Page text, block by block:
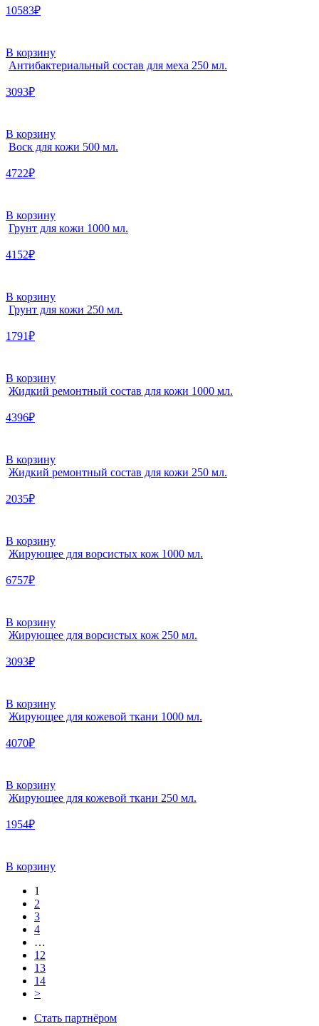
10583₽
В корзину
Антибактериальный состав для меха 250 мл.
3093₽
В корзину
Воск для кожи 500 мл.
4722₽
В корзину
Грунт для кожи 1000 мл.
4152₽
В корзину
Грунт для кожи 250 мл.
1791₽
В корзину
Жидкий ремонтный состав для кожи 1000 мл.
4396₽
В корзину
Жидкий ремонтный состав для кожи 250 мл.
2035₽
В корзину
Жирующее для ворсистых кож 1000 мл.
6757₽
В корзину
Жирующее для ворсистых кож 250 мл.
3093₽
В корзину
Жирующее для кожевой ткани 1000 мл.
4070₽
В корзину
Жирующее для кожевой ткани 250 мл.
1954₽
В корзину
1
2
3
4
…
12
13
14
>
Стать партнёром